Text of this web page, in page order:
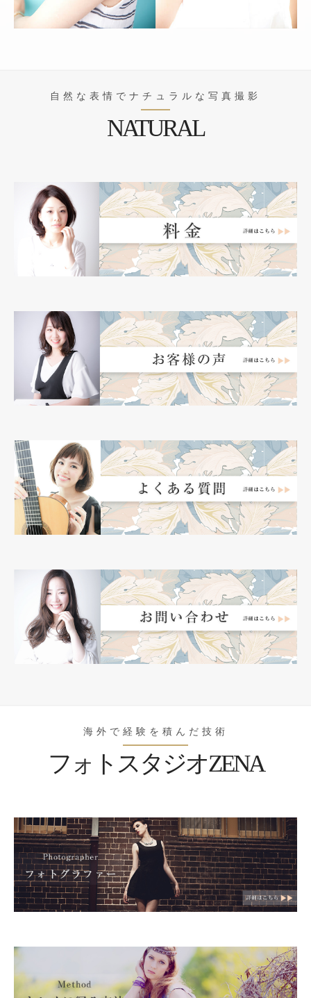
自然な表情でナチュラルな写真撮影
NATURAL
海外で経験を積んだ技術
フォトスタジオZENA